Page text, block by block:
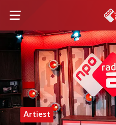
Artiest